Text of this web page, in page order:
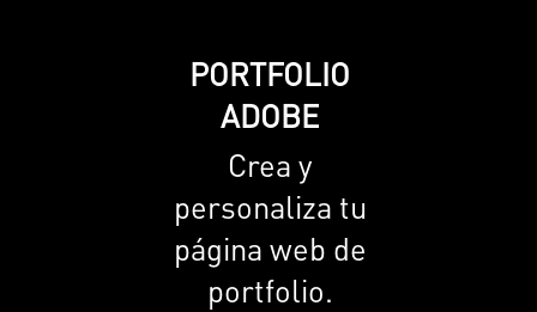
PORTFOLIO
ADOBE
Crea y
personaliza tu
página web de
portfolio.